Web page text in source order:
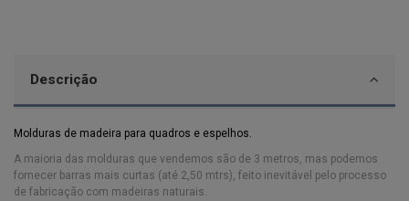
Descrição
Molduras de madeira para quadros e espelhos.
A maioria das molduras que vendemos são de 3 metros, mas podemos
fornecer barras mais curtas (até 2,50 mtrs), feito inevitável pelo processo
de fabricação com madeiras naturais.